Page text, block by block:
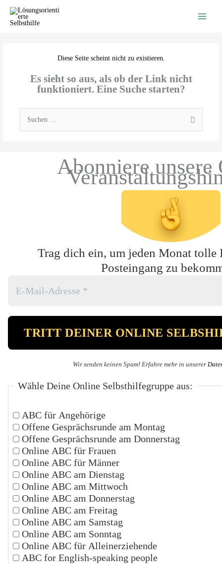
Inhalt
springen
Diese Seite scheint nicht zu existieren.
Es sieht so aus, als ob der Link nicht
funktioniert. Eine Suche starten?
Suchen
nach:
Abonniere unsere
Trag dich ein, um jeden Monat tolle
Posteingang zu
Wir senden keinen Spam! Erfahre mehr in unserer
Wähle Deine Online Selbsthilfegruppe aus:
ABC für Angehörige
Offene Gesprächsrunde am Montag
Offene Gesprächsrunde am Donnerstag
Online ABC für Frauen
Online ABC für Männer
Online ABC am Dienstag
Online ABC am Mittwoch
Online ABC am Donnerstag
Online ABC am Freitag
Online ABC am Samstag
Online ABC am Sonntag
Online ABC für Alleinerziehende
ABC for English-speaking people